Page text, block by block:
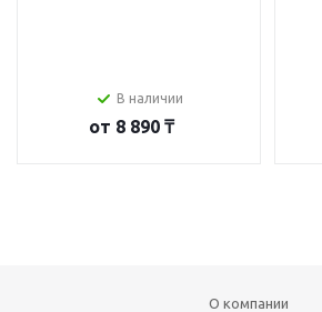
В наличии
от 8 890 ₸
О компании